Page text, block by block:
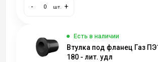
- шт. +
Есть в наличии
Втулка под фланец Газ
180 - лит. удл